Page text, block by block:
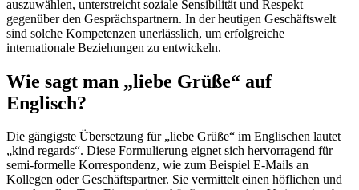
auszuwählen, unterstreicht soziale Sensibilität und Respekt
gegenüber den Gesprächspartnern. In der heutigen Geschäftswelt
sind solche Kompetenzen unerlässlich, um erfolgreiche
internationale Beziehungen zu entwickeln.
Wie sagt man „liebe Grüße“ auf
Englisch?
Die gängigste Übersetzung für „liebe Grüße“ im Englischen lautet
„kind regards“. Diese Formulierung eignet sich hervorragend für
semi-formelle Korrespondenz, wie zum Beispiel E-Mails an
Kollegen oder Geschäftspartner. Sie vermittelt einen höflichen und